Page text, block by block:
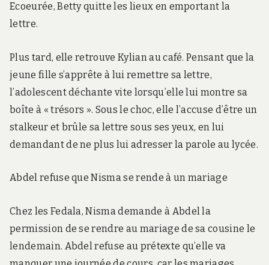
Ecoeurée, Betty quitte les lieux en emportant la
lettre.
Plus tard, elle retrouve Kylian au café. Pensant que la
jeune fille s’apprête à lui remettre sa lettre,
l’adolescent déchante vite lorsqu’elle lui montre sa
boîte à « trésors ». Sous le choc, elle l’accuse d’être un
stalkeur et brûle sa lettre sous ses yeux, en lui
demandant de ne plus lui adresser la parole au lycée.
Abdel refuse que Nisma se rende à un mariage
Chez les Fedala, Nisma demande à Abdel la
permission de se rendre au mariage de sa cousine le
lendemain. Abdel refuse au prétexte qu’elle va